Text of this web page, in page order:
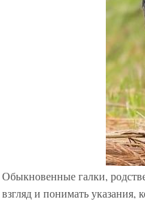
Обыкновенные галки,
взгляд и понимать